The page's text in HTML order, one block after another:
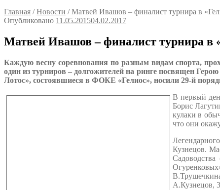
Главная /Новости /Матвей Ивашов – финалист турнира в
Опубликовано 11.05.201504.02.2017
Матвей Ивашов – финалист турнира в
Каждую весну соревнования по разным видам спорта,
один из турниров – долгожителей на ринге посвящен
Лотос», состоявшиеся в ФОКЕ «Гелиос», носили 29-й
В первый
Борис
кулаки в
что они
Кузнецов.
А.Кузнецов,